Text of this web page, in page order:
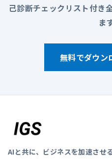
己診断チェックリスト付き
ま
無料でダウン
AIと共に、ビジネスを加速させる